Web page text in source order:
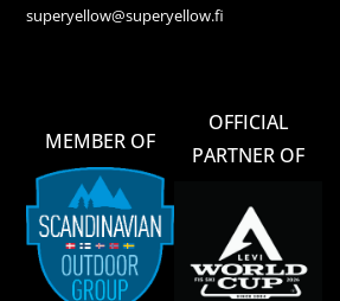
superyellow@superyellow.fi
MEMBER OF
OFFICIAL
PARTNER OF